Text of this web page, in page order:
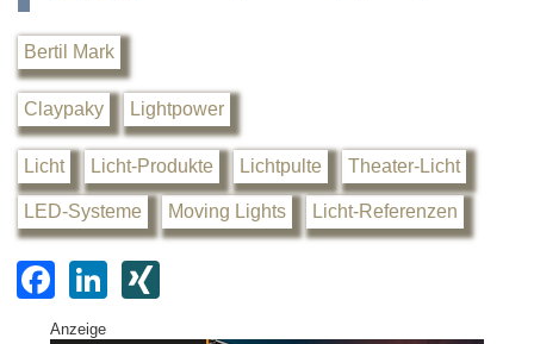
Bertil Mark
Claypaky Lightpower
Licht Licht-Produkte Lichtpulte Theater-Licht
LED-Systeme Moving Lights Licht-Referenzen
F
a
Li
Anzeige